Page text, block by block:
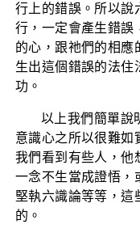
行上的錯誤。所以說
行，一定會產生錯誤
的心，跟祂們的相應
生出這個錯誤的法住
功。
以上我們簡單說
意識心之所以很難如
我們看到有些人，他
一念不生當成證悟，
堅執六識論等等，這
的。